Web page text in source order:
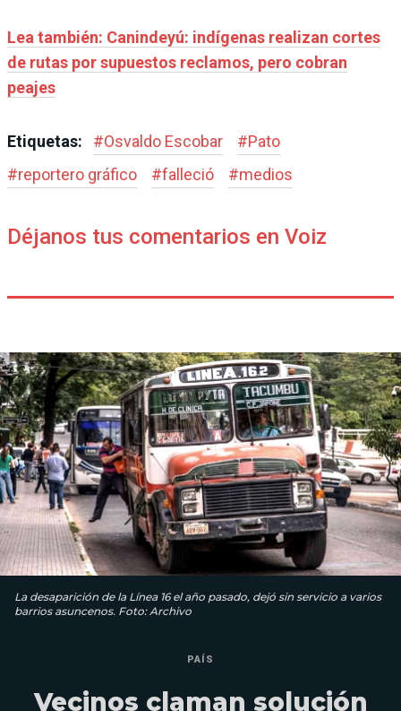
Lea también: Canindeyú: indígenas realizan cortes
de rutas por supuestos reclamos, pero cobran
peajes
Etiquetas: #Osvaldo Escobar #Pato
#reportero gráfico #falleció #medios
Déjanos tus comentarios en Voiz
La desaparición de la Línea 16 el año pasado, dejó sin servicio a varios
barrios asuncenos. Foto: Archivo
PAÍS
Vecinos claman solución